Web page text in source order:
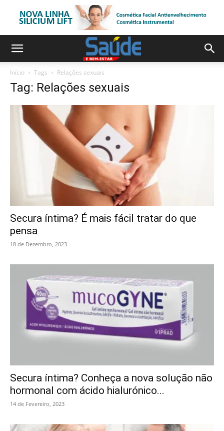
Início Tags Relações sexuais
Tag: Relações sexuais
Secura íntima? É mais fácil tratar do que
pensa
18 de Dezembro, 2023
Secura íntima? Conheça a nova solução não
hormonal com ácido hialurónico...
14 de Fevereiro, 2023